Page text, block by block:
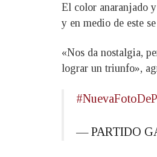
El color anaranjado
y en medio de este
«Nos da nostalgia,
lograr un triunfo»,
— PARTIDO